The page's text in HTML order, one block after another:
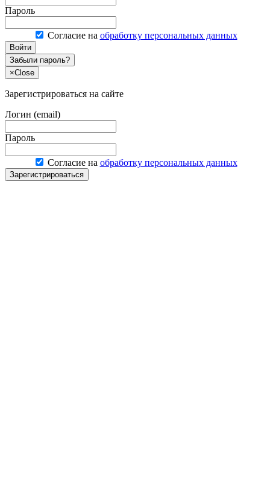
Пароль
Согласие на обработку персональных данных
Войти
Забыли пароль?
×Close
Зарегистрироваться на сайте
Логин (email)
Пароль
Согласие на обработку персональных данных
Зарегистрироваться